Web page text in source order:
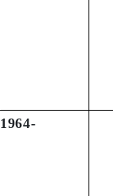
1964-